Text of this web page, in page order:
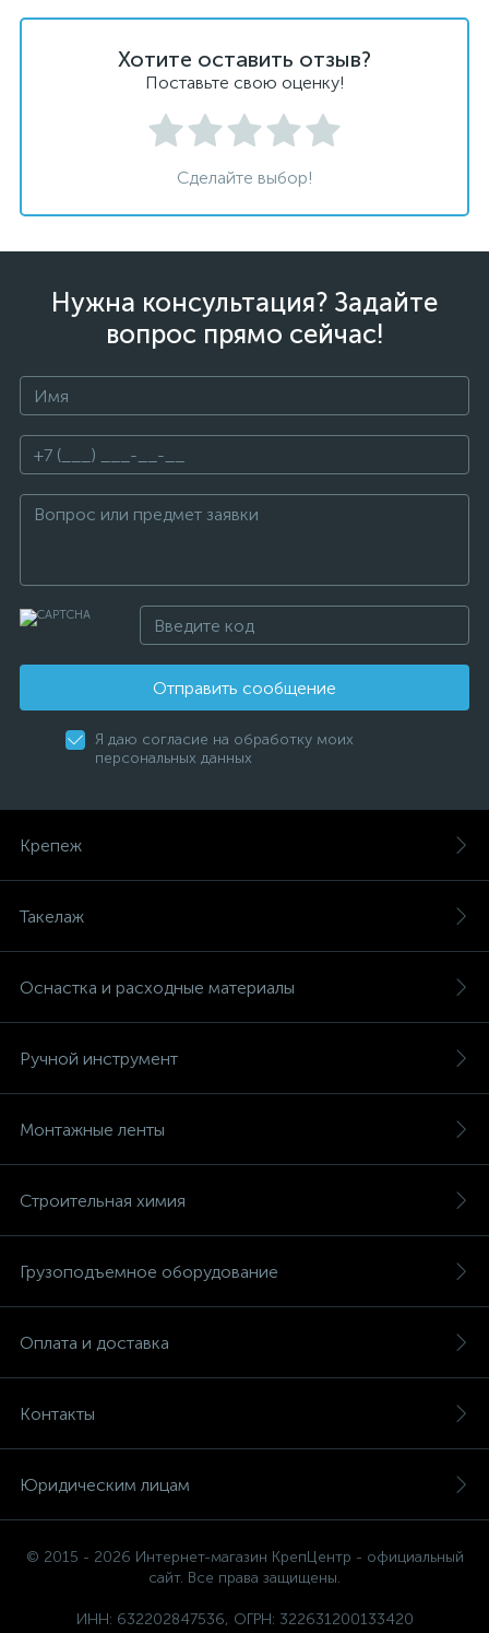
Хотите оставить отзыв?
Поставьте свою оценку!
Сделайте выбор!
Нужна консультация? Задайте
вопрос прямо сейчас!
Отправить сообщение
Я даю согласие на обработку моих
персональных данных
Крепеж
Такелаж
Оснастка и расходные материалы
Ручной инструмент
Монтажные ленты
Строительная химия
Грузоподъемное оборудование
Оплата и доставка
Контакты
Юридическим лицам
© 2015 - 2026 Интернет-магазин КрепЦентр - официальный
сайт. Все права защищены.
ИНН: 632202847536, ОГРН: 322631200133420